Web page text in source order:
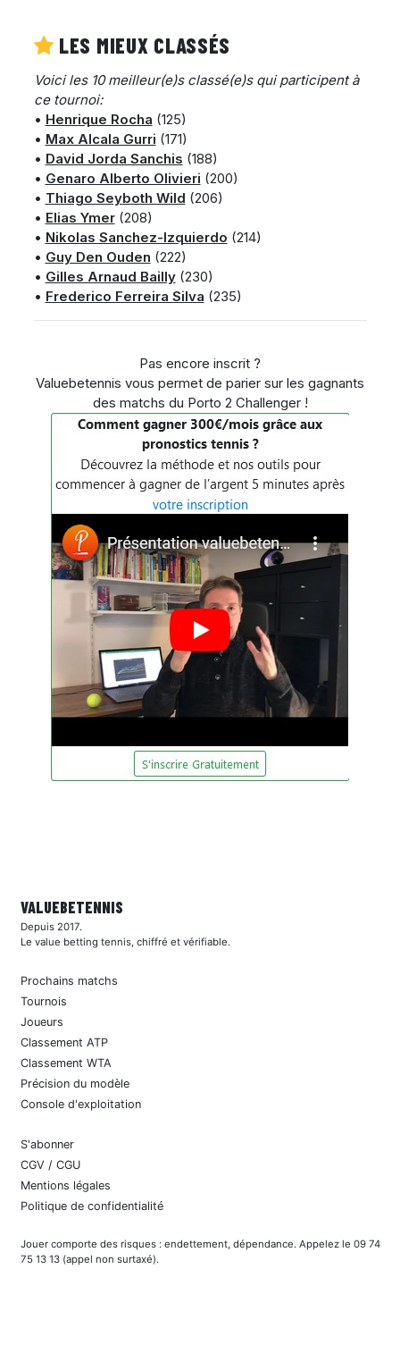
LES MIEUX CLASSÉS
Voici les 10 meilleur(e)s classé(e)s qui participent à
ce tournoi:
• Henrique Rocha (125)
• Max Alcala Gurri (171)
• David Jorda Sanchis (188)
• Genaro Alberto Olivieri (200)
• Thiago Seyboth Wild (206)
• Elias Ymer(208)
• Nikolas Sanchez-Izquierdo (214)
• Guy Den Ouden (222)
• Gilles Arnaud Bailly(230)
• Frederico Ferreira Silva (235)
Pas encore inscrit ?
Valuebetennis vous permet de parier sur les gagnants
des matchs du Porto 2 Challenger !
VALUEBETENNIS
Depuis 2017.
Le value betting tennis, chiffré et vérifiable.
Prochains matchs
Tournois
Joueurs
Classement ATP
Classement WTA
Précision du modèle
Console d'exploitation
S'abonner
CGV / CGU
Mentions légales
Politique de confidentialité
Jouer comporte des risques : endettement, dépendance. Appelez le 09 74
75 13 13 (appel non surtaxé).